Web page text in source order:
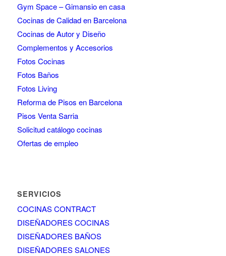
Gym Space – Gimansio en casa
Cocinas de Calidad en Barcelona
Cocinas de Autor y Diseño
Complementos y Accesorios
Fotos Cocinas
Fotos Baños
Fotos Living
Reforma de Pisos en Barcelona
Pisos Venta Sarria
Solicitud catálogo cocinas
Ofertas de empleo
SERVICIOS
COCINAS CONTRACT
DISEÑADORES COCINAS
DISEÑADORES BAÑOS
DISEÑADORES SALONES